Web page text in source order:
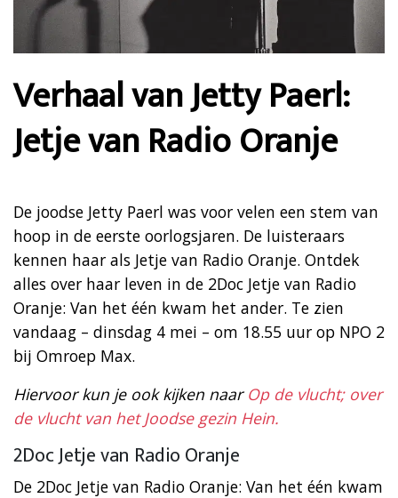
Verhaal van Jetty Paerl:
Jetje van Radio Oranje
De joodse Jetty Paerl was voor velen een stem van
hoop in de eerste oorlogsjaren. De luisteraars
kennen haar als Jetje van Radio Oranje. Ontdek
alles over haar leven in de 2Doc Jetje van Radio
Oranje: Van het één kwam het ander. Te zien
vandaag – dinsdag 4 mei – om 18.55 uur op NPO 2
bij Omroep Max.
Hiervoor kun je ook kijken naarOp de vlucht; over
de vlucht van het Joodse gezin Hein.
2Doc Jetje van Radio Oranje
De 2Doc Jetje van Radio Oranje: Van het één kwam